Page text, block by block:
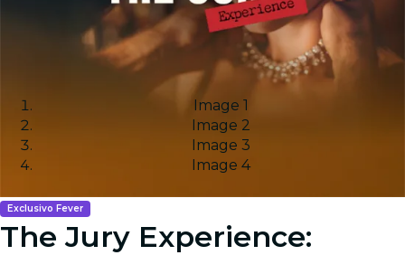
Image 1
Image 2
Image 3
Image 4
Exclusivo Fever
The Jury Experience: